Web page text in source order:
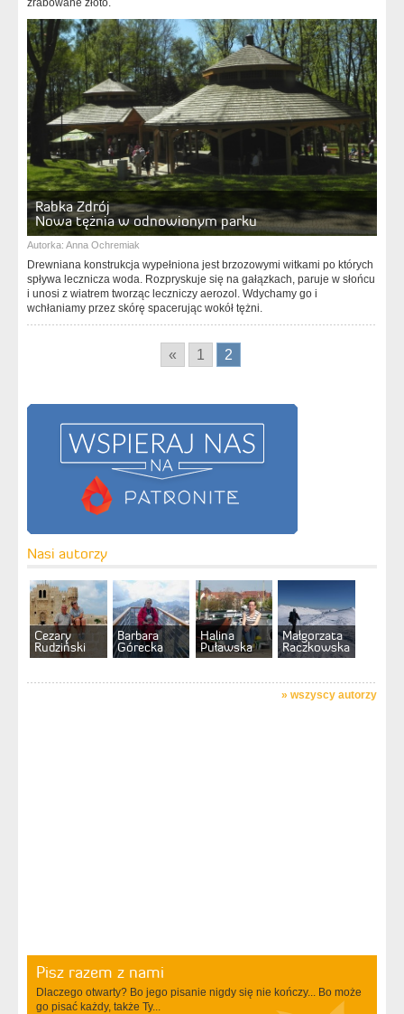
zrabowane złoto.
Rabka Zdrój
Nowa tężnia w odnowionym parku
Autorka: Anna Ochremiak
Drewniana konstrukcja wypełniona jest brzozowymi witkami po których
spływa lecznicza woda. Rozpryskuje się na gałązkach, paruje w słońcu
i unosi z wiatrem tworząc leczniczy aerozol. Wdychamy go i
wchłaniamy przez skórę spacerując wokół tężni.
« 1 2
Nasi autorzy
Cezary
Rudziński
Barbara
Górecka
Halina
Puławska
Małgorzata
Raczkowska
» wszyscy autorzy
Pisz razem z nami
Dlaczego otwarty? Bo jego pisanie nigdy się nie kończy... Bo może
go pisać każdy, także Ty...